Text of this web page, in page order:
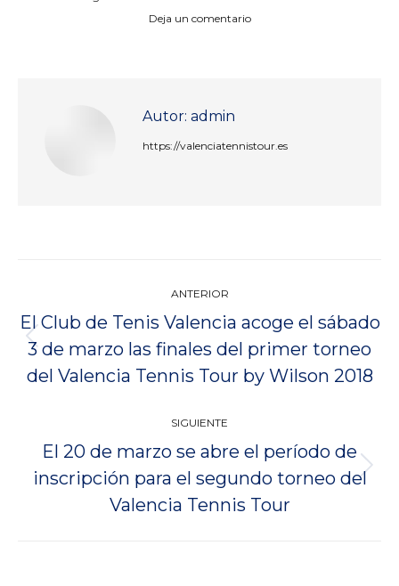
Deja un comentario
Autor: admin
https://valenciatennistour.es
entre
publicaciones
ANTERIOR
Publicación
anterior:
El Club de Tenis Valencia acoge el sábado
3 de marzo las finales del primer torneo
del Valencia Tennis Tour by Wilson 2018
SIGUIENTE
Publicación
siguiente:
El 20 de marzo se abre el período de
inscripción para el segundo torneo del
Valencia Tennis Tour